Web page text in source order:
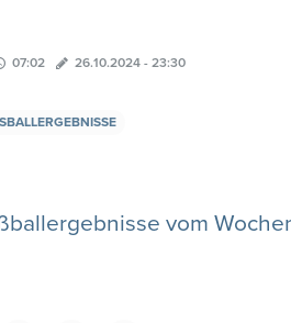
07:02 26.10.2024 - 23:30
vom